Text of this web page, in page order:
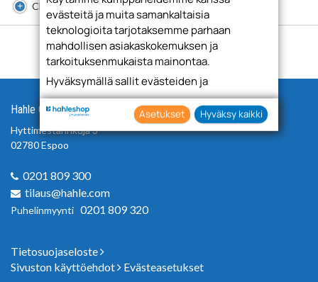
CF09MU LIIMATTAVA PEITETARRA MUSTA
Hahle Oy
Hyttimestarinkuja 3
02780 Espoo
0201 809 300
tilaus@hahle.com
Puhelinmyynti 0201 809 320
Tietosuojaseloste
Sivuston käyttöehdot
Evästeasetukset
evästeitä ja muita samankaltaisia
teknologioita tarjotaksemme parhaan
mahdollisen asiakaskokemuksen ja
tarkoituksenmukaista mainontaa.
Hyväksymällä sallit evästeiden ja
teknologioiden käytön tietojesi keräämiseen
sekä käyttämiseen. Voit myös antaa
suostumuksesi valikoiden klikkaamalla
“Asetukset” painiketta.
Asetukset Hyväksy kaikki